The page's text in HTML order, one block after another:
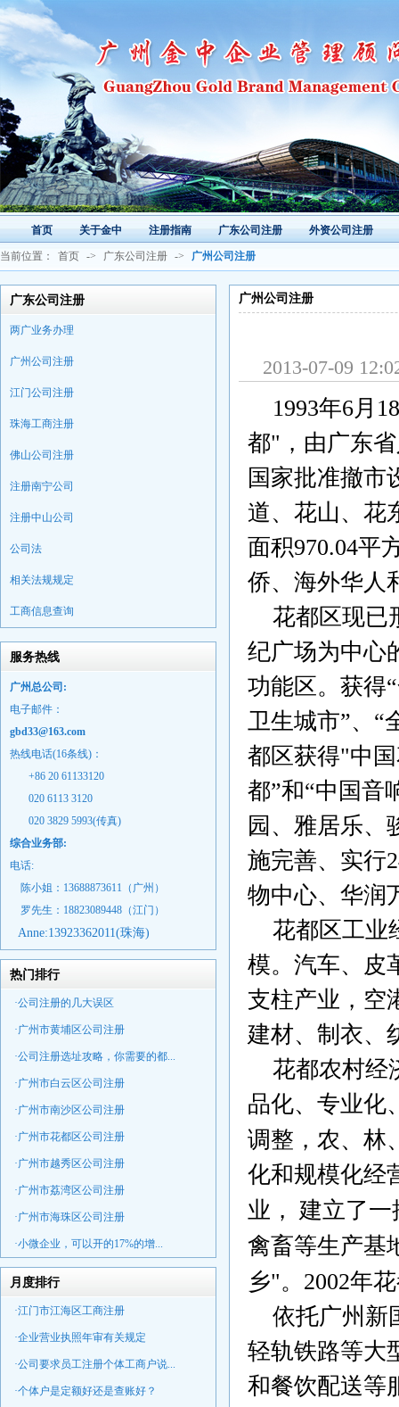
首页 关于金中 注册指南 广东公司注册 外资公司注册
当前位置： 首页 -> 广东公司注册 -> 广州公司注册
广东公司注册
两广业务办理
广州公司注册
江门公司注册
珠海工商注册
佛山公司注册
注册南宁公司
注册中山公司
公司法
相关法规规定
工商信息查询
服务热线
广州总公司:
电子邮件：
gbd33@163.com
热线电话(16条线)：
+86 20 61133120
020 6113 3120
020 3829 5993(传真)
综合业务部:
电话:
陈小姐：13688873611（广州）
罗先生：18823089448 （江门）
Anne:13923362011(珠海)
热门排行
·公司注册的几大误区
·广州市黄埔区公司注册
·公司注册选址攻略，你需要的都...
·广州市白云区公司注册
·广州市南沙区公司注册
·广州市花都区公司注册
·广州市越秀区公司注册
·广州市荔湾区公司注册
·广州市海珠区公司注册
·小微企业，可以开的17%的增...
月度排行
·江门市江海区工商注册
·企业营业执照年审有关规定
·公司要求员工注册个体工商户说...
·个体户是定额好还是查账好？
广州公司注册
2013-07-09
1993年6月 18
都" ，由广东
国家批准撤市
道、花山、花
面积970.04平
侨、海外华人
花都区现已
纪广场为中心
功能区。获得
卫生城市”、“
都区获得"中
都”和“中国音
园、雅居乐、
施完善、实行
物中心、华润
花都区工业
模。汽车、皮
支柱产业，空
建材、制衣、
花都农村经
品化、专业化
调整，农、林
化和规模化经
业，
建立了
禽畜等生产基
乡"。 2002年
依托广州新
轻轨铁路等大
和餐饮配送等